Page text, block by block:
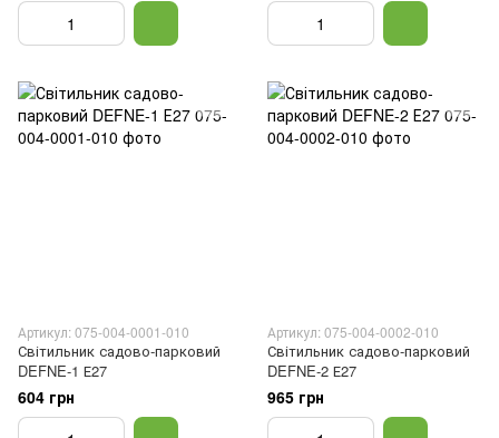
Артикул: 075-004-0001-010
Світильник садово-парковий
DEFNE-1 Е27
604 грн
Артикул: 075-004-0002-010
Світильник садово-парковий
DEFNE-2 Е27
965 грн